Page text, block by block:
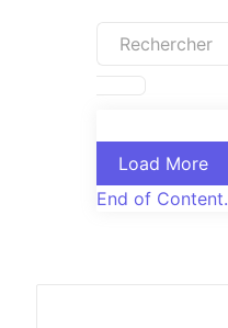
Load More
End of Content.